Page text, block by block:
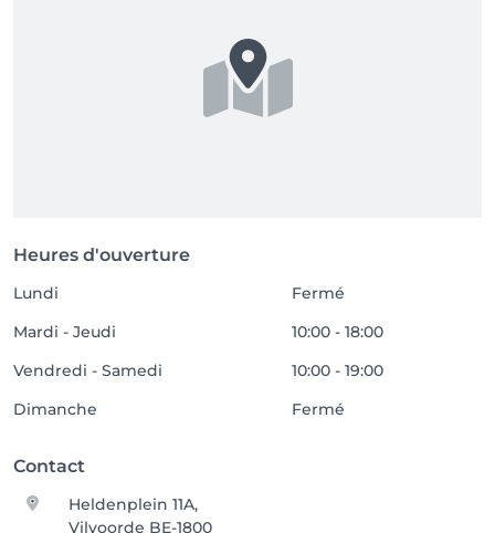
Heures d'ouverture
Lundi
Fermé
Mardi - Jeudi
10:00 - 18:00
Vendredi - Samedi
10:00 - 19:00
Dimanche
Fermé
Contact
Heldenplein 11A,
Vilvoorde BE-1800